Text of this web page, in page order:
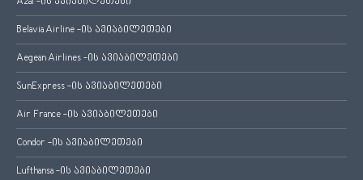
Belavia Airline -ის ავიაბილეთები
Aegean Airlines -ის ავიაბილეთები
SunExpress -ის ავიაბილეთები
Air France -ის ავიაბილეთები
Condor -ის ავიაბილეთები
Lufthansa -ის ავიაბილეთები